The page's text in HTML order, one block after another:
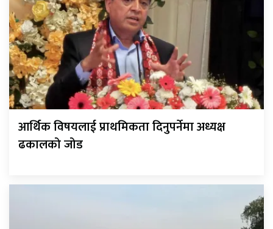
आर्थिक विषयलाई प्राथमिकता दिनुपर्नेमा अध्यक्ष
ढकालको जोड